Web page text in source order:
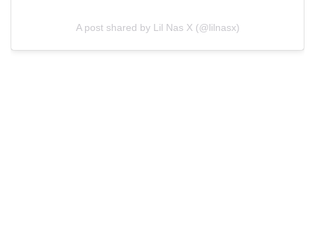
A post shared by Lil Nas X (@lilnasx)